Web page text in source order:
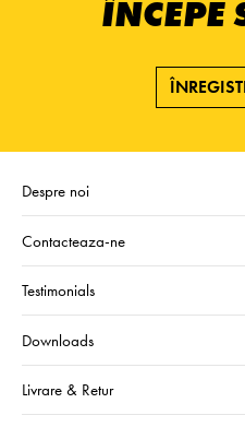
ÎNCEPE
Despre noi
Contacteaza-ne
Testimonials
Downloads
Livrare & Retur